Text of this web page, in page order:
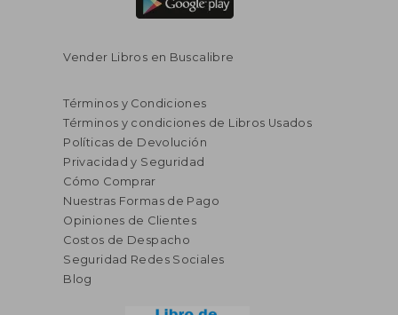
55%
dcto.
S/ 1.912,50
S/ 860,63
Vender Libros en Buscalibre
Términos y Condiciones
Términos y condiciones de Libros Usados
Políticas de Devolución
Privacidad y Seguridad
Cómo Comprar
Nuestras Formas de Pago
Opiniones de Clientes
Costos de Despacho
Seguridad Redes Sociales
Blog